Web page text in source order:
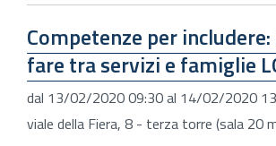
Competenze per
fare tra servizi e famiglie
dal 13/02/2020 09:30al 14/02/2020
viale della Fiera, 8 - terza torre (sala 20